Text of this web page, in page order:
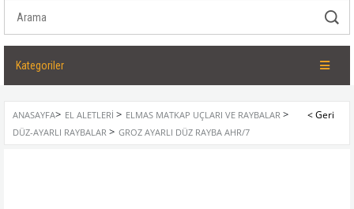
Kategoriler
ANASAYFA> EL ALETLERI > ELMAS MATKAP UÇLARI VE RAYBALAR >
DÜZ-AYARLI RAYBALAR > GROZ AYARLI DÜZ RAYBA AHR/7